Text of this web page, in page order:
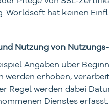
hat keinen
Nutzung von
Angaben über
werden erhoben,
Regel werden dabei
Dienstes erfasst.